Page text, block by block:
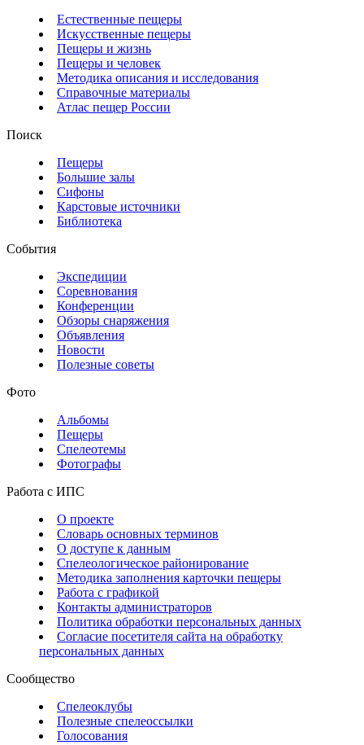
Естественные пещеры
Искусственные пещеры
Пещеры и жизнь
Пещеры и человек
Методика описания и исследования
Справочные материалы
Атлас пещер России
Поиск
Пещеры
Большие залы
Сифоны
Карстовые источники
Библиотека
События
Экспедиции
Соревнования
Конференции
Обзоры снаряжения
Объявления
Новости
Полезные советы
Фото
Альбомы
Пещеры
Спелеотемы
Фотографы
Работа с ИПС
О проекте
Словарь основных терминов
О доступе к данным
Спелеологическое районирование
Методика заполнения карточки пещеры
Работа с графикой
Контакты администраторов
Политика обработки персональных данных
Согласие посетителя сайта на обработку
персональных данных
Сообщество
Спелеоклубы
Полезные спелеоссылки
Голосования